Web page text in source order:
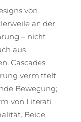
von
an der
– nicht
aus
Cascades
vermittelt
Bewegung;
von Literati
Beide